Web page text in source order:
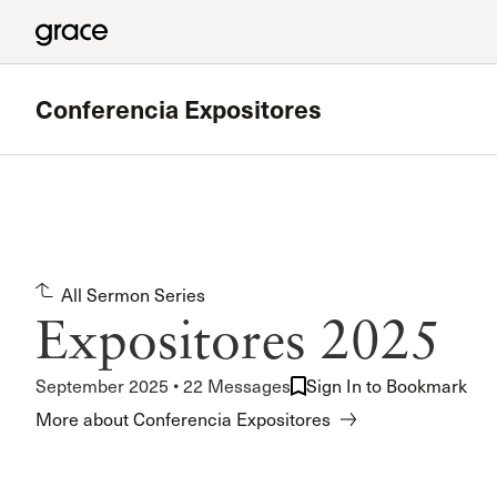
Conferencia Expositores
All Sermon Series
Expositores 2025
September 2025 • 22 Messages
Sign In to Bookmark
More about Conferencia Expositores